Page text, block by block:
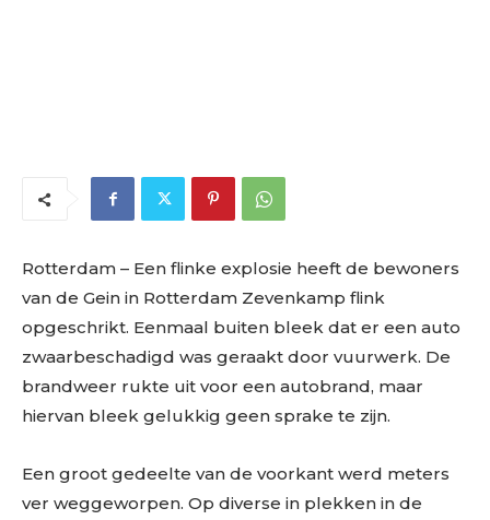
Rotterdam – Een flinke explosie heeft de bewoners
van de Gein in Rotterdam Zevenkamp flink
opgeschrikt. Eenmaal buiten bleek dat er een auto
zwaarbeschadigd was geraakt door vuurwerk. De
brandweer rukte uit voor een autobrand, maar
hiervan bleek gelukkig geen sprake te zijn.
Een groot gedeelte van de voorkant werd meters
ver weggeworpen. Op diverse in plekken in de